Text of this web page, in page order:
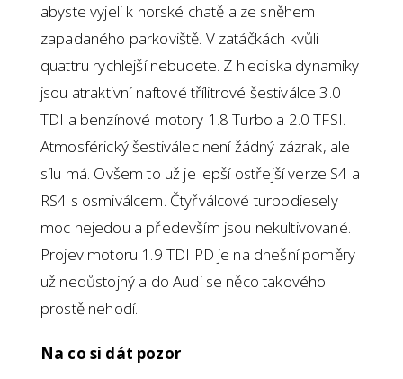
abyste vyjeli k horské chatě a ze sněhem
zapadaného parkoviště. V zatáčkách kvůli
quattru rychlejší nebudete. Z hlediska dynamiky
jsou atraktivní naftové třílitrové šestiválce 3.0
TDI a benzínové motory 1.8 Turbo a 2.0 TFSI.
Atmosférický šestiválec není žádný zázrak, ale
sílu má. Ovšem to už je lepší ostřejší verze S4 a
RS4 s osmiválcem. Čtyřválcové turbodiesely
moc nejedou a především jsou nekultivované.
Projev motoru 1.9 TDI PD je na dnešní poměry
už nedůstojný a do Audi se něco takového
prostě nehodí.
Na co si dát pozor